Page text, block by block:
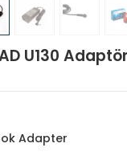
U130
Adapter